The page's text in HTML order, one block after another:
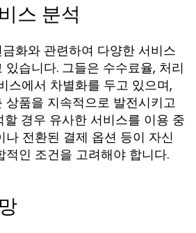
스 분석
화와 관련하여 다양한 서비스
습니다. 그들은 수수료율, 처리
스에서 차별화를 두고 있으며,
상품을 지속적으로 발전시키고
할 경우 유사한 서비스를 이용 중
나 전환된 결제 옵션 등이 자신
적인 조건을 고려해야 합니다.